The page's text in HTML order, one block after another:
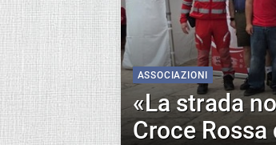
ASSOCIAZIONI
«La strada
Croce